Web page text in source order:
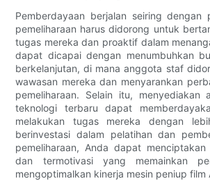
Pemberdayaan berjalan seiring dengan
pemeliharaan harus didorong untuk
tugas mereka dan proaktif dalam
dapat dicapai dengan menumbuhkan
berkelanjutan, di mana anggota staf
wawasan mereka dan menyarankan
pemeliharaan. Selain itu,
teknologi terbaru dapat
melakukan tugas mereka dengan
berinvestasi dalam pelatihan dan
pemeliharaan, Anda dapat
dan termotivasi yang memainkan
mengoptimalkan kinerja mesin peniup film